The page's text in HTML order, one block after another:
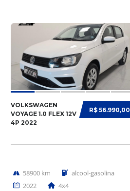
R$ 56.990,00
VOLKSWAGEN
VOYAGE 1.0 FLEX 12V
4P 2022
58900 km
alcool-gasolina
2022
4x4